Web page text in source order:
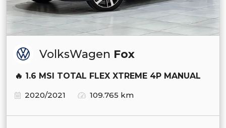
VolksWagen Fox
🔥 1.6 MSI TOTAL FLEX XTREME 4P MANUAL
2020/2021
109.765 km